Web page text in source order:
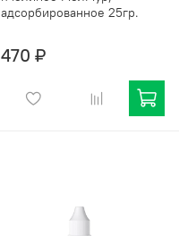
адсорбированное 25гр.
470 ₽